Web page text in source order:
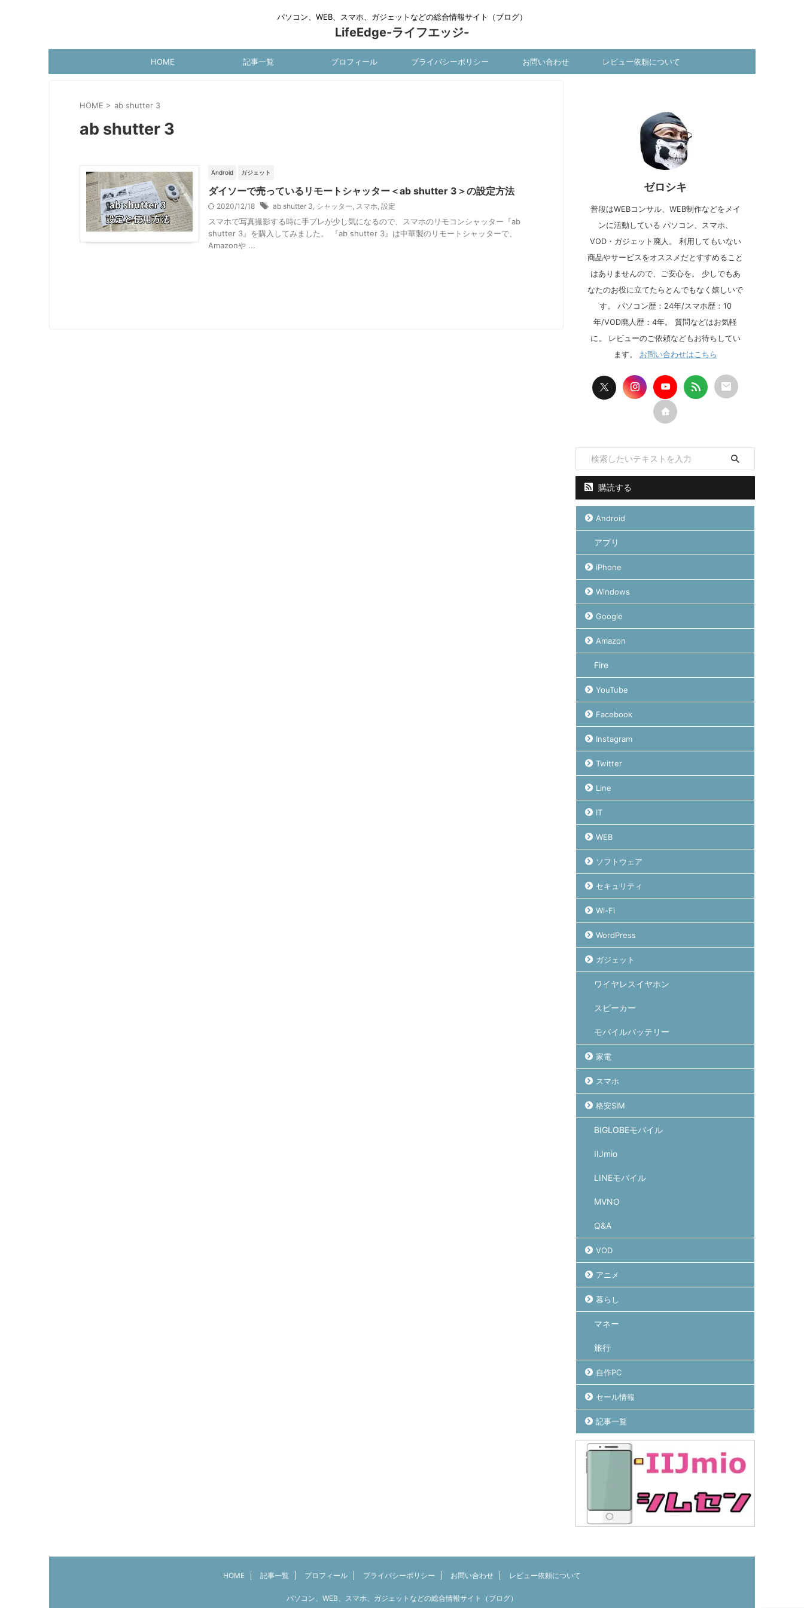
パソコン、WEB、スマホ、ガジェットなどの総合情報サイト（ブログ）
LifeEdge-ライフエッジ-
HOME 記事一覧 プロフィール プライバシーポリシー お問い合わせ レビュー依頼について
HOME > ab shutter 3
ab shutter 3
Android ガジェット
ダイソーで売っているリモートシャッター＜ab shutter 3＞の設定方法
2020/12/18 ab shutter 3, シャッター, スマホ, 設定
スマホで写真撮影する時に手ブレが少し気になるので、スマホのリモコンシャッター『ab
shutter 3』を購入してみました。 『ab shutter 3』は中華製のリモートシャッターで、
Amazonや ...
ゼロシキ
普段はWEBコンサル、WEB制作などをメイ
ンに活動している パソコン、スマホ、
VOD・ガジェット廃人。 利用してもいない
商品やサービスをオススメだとすすめること
はありませんので、ご安心を。 少しでもあ
なたのお役に立てたらとんでもなく嬉しいで
す。 パソコン歴：24年/スマホ歴：10
年/VOD廃人歴：4年。 質問などはお気軽
に。 レビューのご依頼などもお待ちしてい
ます。 お問い合わせはこちら
購読する
Android
アプリ
iPhone
Windows
Google
Amazon
Fire
YouTube
Facebook
Instagram
Twitter
Line
IT
WEB
ソフトウェア
セキュリティ
Wi-Fi
WordPress
ガジェット
ワイヤレスイヤホン
スピーカー
モバイルバッテリー
家電
スマホ
格安SIM
BIGLOBEモバイル
IIJmio
LINEモバイル
MVNO
Q&A
VOD
アニメ
暮らし
マネー
旅行
自作PC
セール情報
記事一覧
HOME 記事一覧 プロフィール プライバシーポリシー お問い合わせ レビュー依頼について
パソコン、WEB、スマホ、ガジェットなどの総合情報サイト（ブログ）